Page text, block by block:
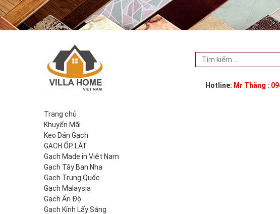
Hotline: Mr Thắng :
Trang chủ
Khuyến Mãi
Keo Dán Gạch
GẠCH ỐP LÁT
Gạch Made in Việt Nam
Gạch Tây Ban Nha
Gạch Trung Quốc
Gạch Malaysia
Gạch Ấn Độ
Gạch Kính Lấy Sáng